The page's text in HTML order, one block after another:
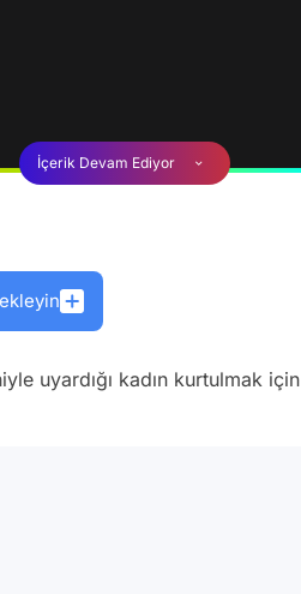
İçerik Devam Ediyor
uyardığı kadın kurtulmak için